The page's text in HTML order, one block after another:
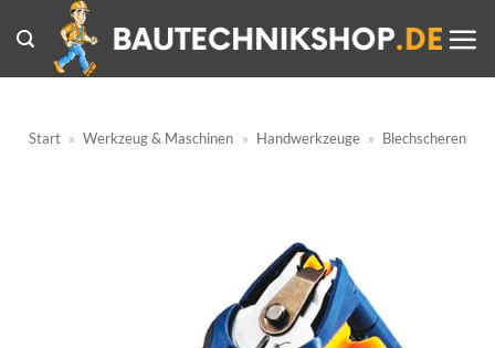
Inhalt
springen
Start » Werkzeug & Maschinen » Handwerkzeuge » Blechscheren